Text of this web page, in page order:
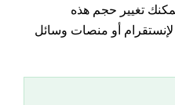
تغيير حجم هذه
أو منصات وسائل